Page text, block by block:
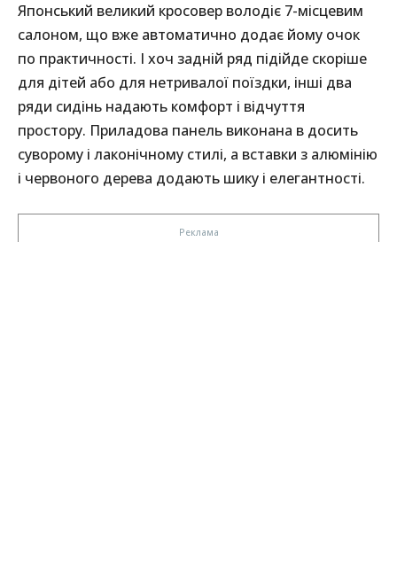
Японський великий кросовер володіє 7-місцевим
салоном, що вже автоматично додає йому очок
по практичності. І хоч задній ряд підійде скоріше
для дітей або для нетривалої поїздки, інші два
ряди сидінь надають комфорт і відчуття
простору. Приладова панель виконана в досить
суворому і лаконічному стилі, а вставки з алюмінію
і червоного дерева додають шику і елегантності.